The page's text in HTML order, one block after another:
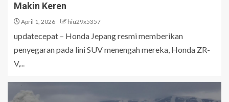
Makin Keren
April 1, 2026 hiu29x5357
updatecepat – Honda Jepang resmi memberikan
penyegaran pada lini SUV menengah mereka, Honda ZR-
V,...